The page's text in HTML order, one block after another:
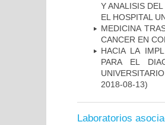
Y ANALISIS
EL HOSPITAL
MEDICINA
CANCER EN
HACIA LA
PARA EL
2018-08-13)
Laboratorios